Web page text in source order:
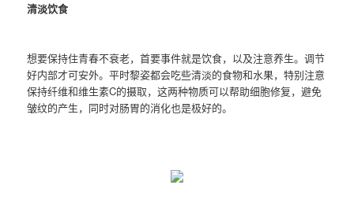
清淡饮食
想要保持住青春不衰老，首要事件就是饮食，以及注意养生。调节
好内部才可安外。平时黎姿都会吃些清淡的食物和水果，特别注意
保持纤维和维生素C的摄取，这两种物质可以帮助细胞修复，避免
皱纹的产生，同时对肠胃的消化也是极好的。